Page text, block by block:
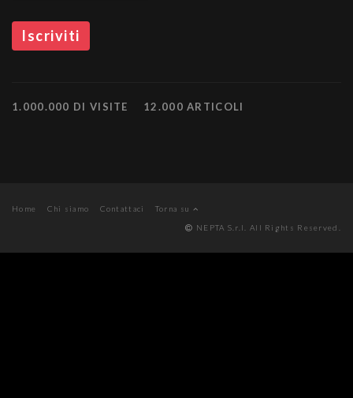
1.000.000 DI VISITE 12.000 ARTICOLI
Home Chi siamo Contattaci
Torna su
NEPTA S.r.l. All Rights Reserved.